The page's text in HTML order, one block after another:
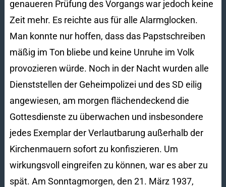
genaueren Prüfung des Vorgangs war jedoch keine
Zeit mehr. Es reichte aus für alle Alarmglocken.
Man konnte nur hoffen, dass das Papstschreiben
mäßig im Ton bliebe und keine Unruhe im Volk
provozieren würde. Noch in der Nacht wurden alle
Dienststellen der Geheimpolizei und des SD eilig
angewiesen, am morgen flächendeckend die
Gottesdienste zu überwachen und insbesondere
jedes Exemplar der Verlautbarung außerhalb der
Kirchenmauern sofort zu konfiszieren. Um
wirkungsvoll eingreifen zu können, war es aber zu
spät. Am Sonntagmorgen, den 21. März 1937,